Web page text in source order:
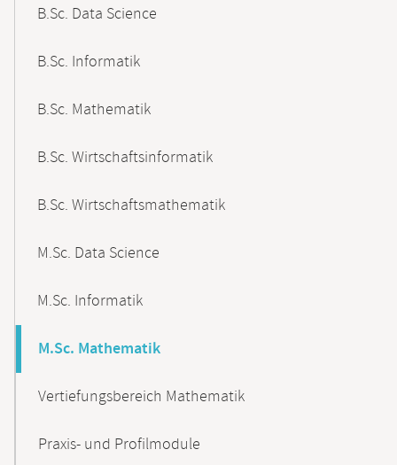
B.Sc. Data Science
B.Sc. Informatik
B.Sc. Mathematik
B.Sc. Wirtschaftsinformatik
B.Sc. Wirtschaftsmathematik
M.Sc. Data Science
M.Sc. Informatik
M.Sc. Mathematik
Vertiefungsbereich Mathematik
Praxis- und Profilmodule